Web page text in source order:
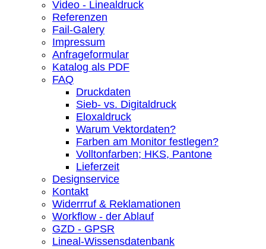
Video - Linealdruck
Referenzen
Fail-Galery
Impressum
Anfrageformular
Katalog als PDF
FAQ
Druckdaten
Sieb- vs. Digitaldruck
Eloxaldruck
Warum Vektordaten?
Farben am Monitor festlegen?
Volltonfarben; HKS, Pantone
Lieferzeit
Designservice
Kontakt
Widerrruf & Reklamationen
Workflow - der Ablauf
GZD - GPSR
Lineal-Wissensdatenbank